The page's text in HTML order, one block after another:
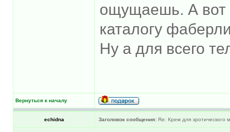
ощущаешь. А вот
каталогу
Ну а для всего
Вернуться к началу
echidna Заголовок сообщения: Re: Крем для эротического